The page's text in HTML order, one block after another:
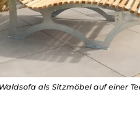
als Sitzmöbel auf einer